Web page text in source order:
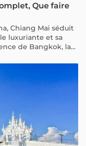
Que faire
Chiang Mai séduit
luxuriante et sa
de Bangkok, la
invite à ralentir.
notre itinéraire